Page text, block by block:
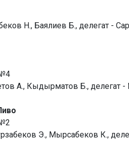
Н., Баялиев Б., делегат -
А., Кыдырматов Б., делегат
Э., Мырсабеков К.,